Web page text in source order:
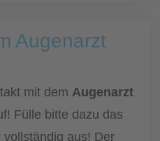
Augenarzt
mit dem Augenarzt
Fülle bitte dazu das
aus! Der